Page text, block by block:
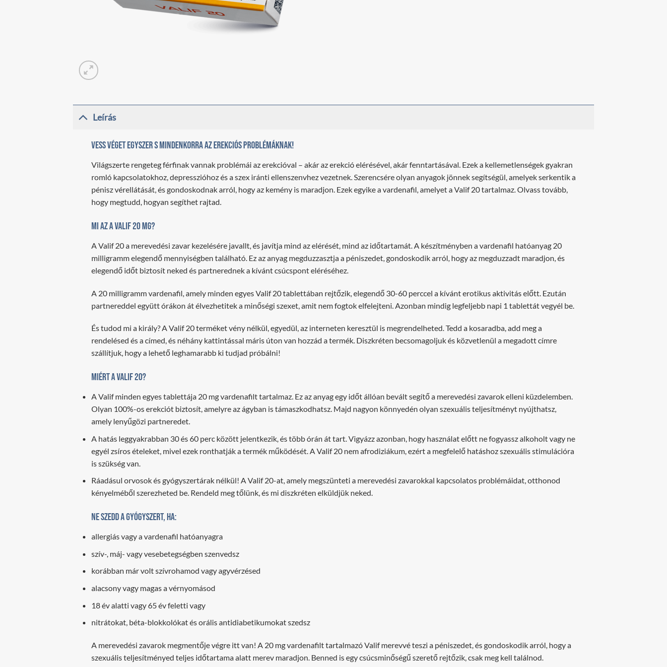
Leírás
Vess véget egyszer s mindenkorra az erekciós problémáknak!
Világszerte rengeteg férfinak vannak problémái az erekcióval – akár az erekció elérésével, akár fenntartásával. Ezek a kellemetlenségek gyakran
romló kapcsolatokhoz, depresszióhoz és a szex iránti ellenszenvhez vezetnek. Szerencsére olyan anyagok jönnek segítségül, amelyek serkentik a
pénisz vérellátását, és gondoskodnak arról, hogy az kemény is maradjon. Ezek egyike a vardenafil, amelyet a Valif 20 tartalmaz. Olvass tovább,
hogy megtudd, hogyan segíthet rajtad.
Mi az a Valif 20 mg?
A Valif 20 a merevedési zavar kezelésére javallt, és javítja mind az elérését, mind az időtartamát. A készítményben a vardenafil hatóanyag 20
milligramm elegendő mennyiségben található. Ez az anyag megduzzasztja a péniszedet, gondoskodik arról, hogy az megduzzadt maradjon, és
elegendő időt biztosít neked és partnerednek a kívánt csúcspont eléréséhez.
A 20 milligramm vardenafil, amely minden egyes Valif 20 tablettában rejtőzik, elegendő 30-60 perccel a kívánt erotikus aktivitás előtt. Ezután
partnereddel együtt órákon át élvezhetitek a minőségi szexet, amit nem fogtok elfelejteni. Azonban mindig legfeljebb napi 1 tablettát vegyél be.
És tudod mi a király? A Valif 20 terméket vény nélkül, egyedül, az interneten keresztül is megrendelheted. Tedd a kosaradba, add meg a
rendelésed és a címed, és néhány kattintással máris úton van hozzád a termék. Diszkréten becsomagoljuk és közvetlenül a megadott címre
szállítjuk, hogy a lehető leghamarabb ki tudjad próbálni!
Miért a Valif 20?
A Valif minden egyes tablettája 20 mg vardenafilt tartalmaz. Ez az anyag egy időt állóan bevált segítő a merevedési zavarok elleni küzdelemben.
Olyan 100%-os erekciót biztosít, amelyre az ágyban is támaszkodhatsz. Majd nagyon könnyedén olyan szexuális teljesítményt nyújthatsz,
amely lenyűgözi partneredet.
A hatás leggyakrabban 30 és 60 perc között jelentkezik, és több órán át tart. Vigyázz azonban, hogy használat előtt ne fogyassz alkoholt vagy ne
egyél zsíros ételeket, mivel ezek ronthatják a termék működését. A Valif 20 nem afrodiziákum, ezért a megfelelő hatáshoz szexuális stimulációra
is szükség van.
Ráadásul orvosok és gyógyszertárak nélkül! A Valif 20-at, amely megszünteti a merevedési zavarokkal kapcsolatos problémáidat, otthonod
kényelméből szerezheted be. Rendeld meg tőlünk, és mi diszkréten elküldjük neked.
Ne szedd a gyógyszert, ha:
allergiás vagy a vardenafil hatóanyagra
szív-, máj- vagy vesebetegségben szenvedsz
korábban már volt szívrohamod vagy agyvérzésed
alacsony vagy magas a vérnyomásod
18 év alatti vagy 65 év feletti vagy
nitrátokat, béta-blokkolókat és orális antidiabetikumokat szedsz
A merevedési zavarok megmentője végre itt van! A 20 mg vardenafilt tartalmazó Valif merevvé teszi a péniszedet, és gondoskodik arról, hogy a
szexuális teljesítményed teljes időtartama alatt merev maradjon. Benned is egy csúcsminőségű szerető rejtőzik, csak meg kell találnod.